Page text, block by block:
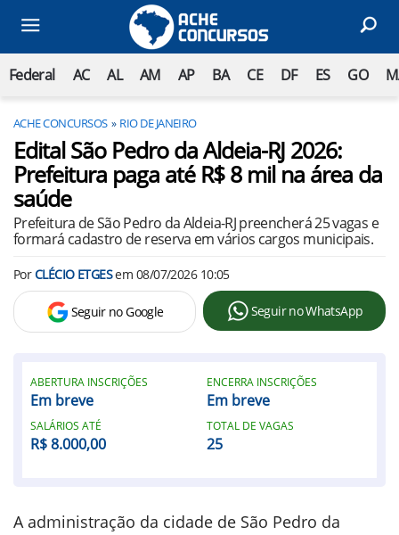
Federal AC AL AM AP BA CE DF ES GO
ACHE CONCURSOS RIO DE JANEIRO
Edital São Pedro da Aldeia-RJ 2026:
Prefeitura paga até R$ 8 mil na área da
saúde
Prefeitura de São Pedro da Aldeia-RJ preencherá 25 vagas e
formará cadastro de reserva em vários cargos municipais.
PorCLÉCIO ETGESem 08/07/2026 10:05
Seguir no Google Seguir no WhatsApp
A administração da cidade de São Pedro da
ABERTURA INSCRIÇÕES
Em breve
ENCERRA INSCRIÇÕES
Em breve
SALÁRIOS ATÉ
R$ 8.000,00
TOTAL DE VAGAS
25